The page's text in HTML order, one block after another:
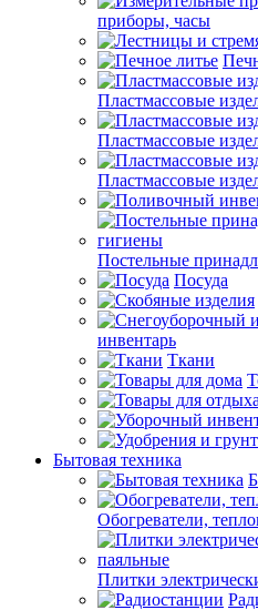
приборы, часы
Пластмассовые
Пластмассовые
Пластмассовые
Постельные
Посуда
инвентарь
Ткани
Бытовая техника
Обогреватели,
Плитки